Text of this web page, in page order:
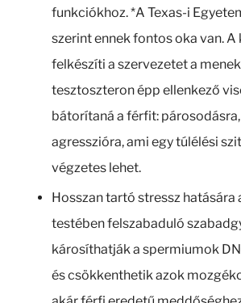
funkciókhoz. *A Texas-i
szerint ennek fontos oka van. A
felkészíti a szervezetet a
tesztoszteron épp ellenkező
bátorítaná a férfit:
agresszióra, ami egy túlélési
végzetes lehet.
Hosszan tartó stressz hatására
testében felszabaduló
károsíthatják a spermiumok
és csökkenthetik azok